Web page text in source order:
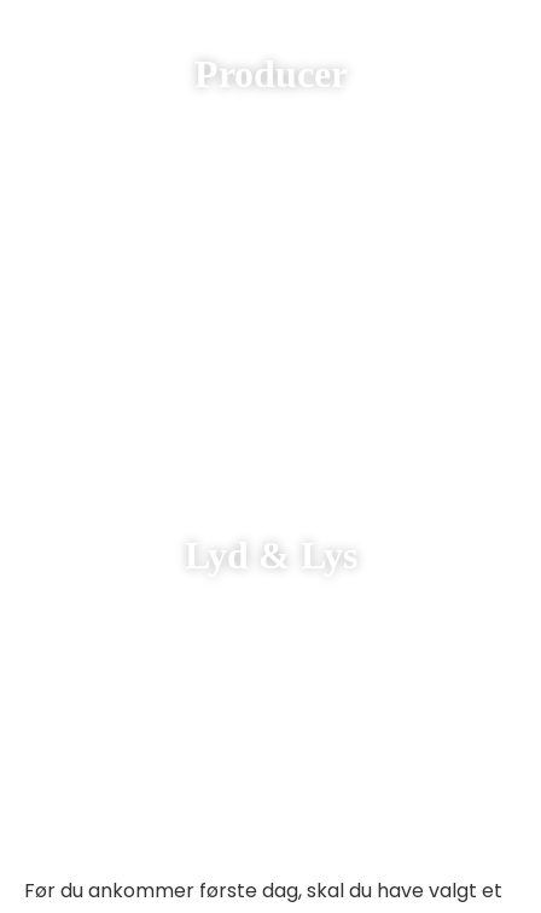
Producer
Lyd & Lys
Før du ankommer første dag, skal du have valgt et